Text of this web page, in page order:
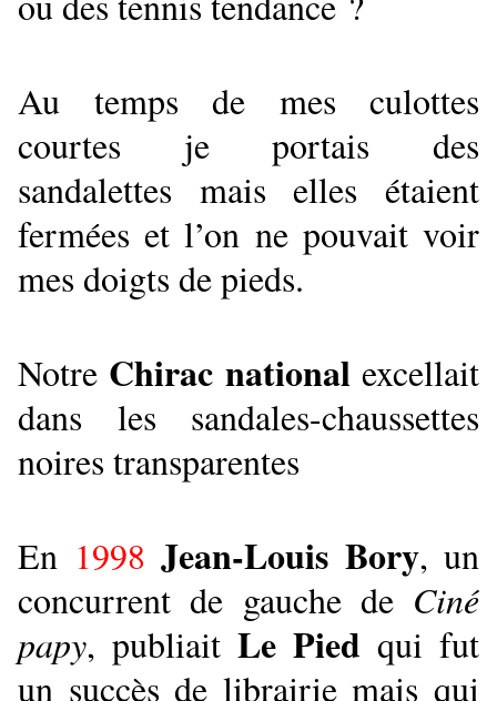
Au temps de mes culottes
courtes je portais des
sandalettes mais elles étaient
fermées et l’on ne pouvait voir
mes doigts de pieds.
Notre Chirac nationalexcellait
dans les sandales-chaussettes
noires transparentes
En 1998 Jean-Louis Bory, un
concurrent de gauche de Ciné
papy, publiait Le Pied qui fut
un succès de librairie mais qui